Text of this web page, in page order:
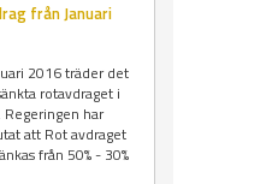
från Januari
2016 träder det
rotavdraget i
Regeringen har
att Rot avdraget
från 50% - 30%